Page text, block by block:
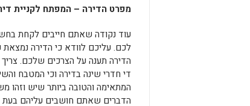
מפרט הדירה – המפתח לקניית
עוד נקודה שאתם חייבים לקחת
לכם. עליכם לוודא כי הדירה
הדירה תענה על הצרכים שלכם.
די חדרי שינה בדירה וכי המטבח
המתאימה והטובה ביותר שיש
הדברים שאתם חושבים עליהם בעת